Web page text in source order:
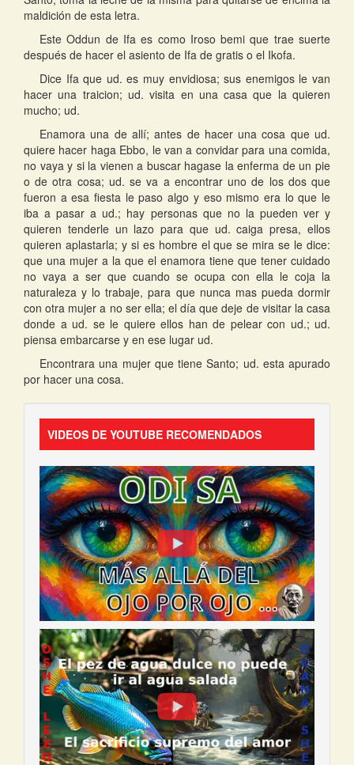
maldición de esta letra.
Este Oddun de Ifa es como Iroso bemi que trae suerte
después de hacer el asiento de Ifa de gratis o el Ikofa.
Dice Ifa que ud. es muy envidiosa; sus enemigos le van
hacer una traicion; ud. visita en una casa que la quieren
mucho; ud.
Enamora una de allí; antes de hacer una cosa que ud.
quiere hacer haga Ebbo, le van a convidar para una comida,
no vaya y si la vienen a buscar hagase la enferma de un pie
o de otra cosa; ud. se va a encontrar uno de los dos que
fueron a esa fiesta le paso algo y eso mismo era lo que le
iba a pasar a ud.; hay personas que no la pueden ver y
quieren tenderle un lazo para que ud. caiga presa, ellos
quieren aplastarla; y si es hombre el que se mira se le dice:
que una mujer a la que el enamora tiene que tener cuidado
no vaya a ser que cuando se ocupa con ella le coja la
naturaleza y lo trabaje, para que nunca mas pueda dormir
con otra mujer a no ser ella; el día que deje de visitar la casa
donde a ud. se le quiere ellos han de pelear con ud.; ud.
piensa embarcarse y en ese lugar ud.
Encontrara una mujer que tiene Santo; ud. esta apurado
por hacer una cosa.
VIDEOS DE YOUTUBE RECOMENDADOS